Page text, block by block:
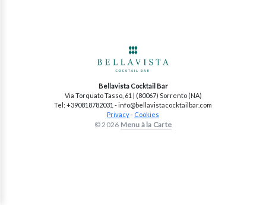
Bellavista Cocktail Bar
Via Torquato Tasso, 61 | (80067) Sorrento (NA)
Tel: +390818782031 - info@bellavistacocktailbar.com
Privacy- Cookies
© 2026 Menu à la Carte